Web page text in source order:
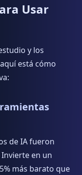
Usar
y los
está cómo
de IA fueron
Invierte en un
más barato que